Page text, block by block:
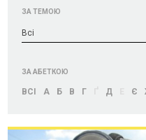
ЗА ТЕМОЮ
Bci
ЗА АБЕТКОЮ
BCI А Б В Г Д Є